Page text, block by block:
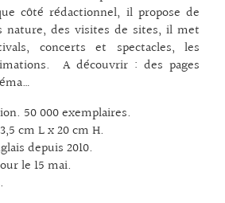
côté rédactionnel, il propose de
nature, des visites de sites, il met
concerts et spectacles, les
A découvrir : des pages
50 000 exemplaires.
cm L x 20 cm H.
depuis 2010.
le 15 mai.